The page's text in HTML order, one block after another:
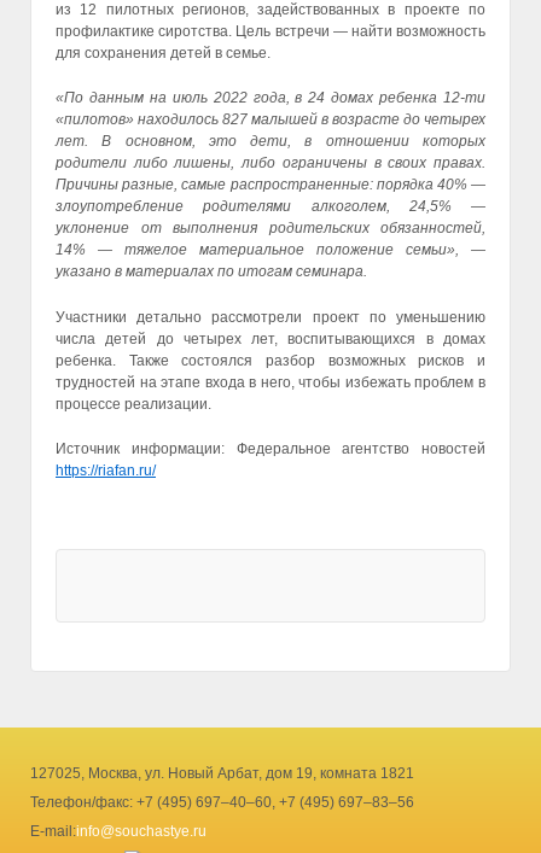
из 12 пилотных регионов, задействованных в проекте по
профилактике сиротства. Цель встречи — найти возможность
для сохранения детей в семье.
«По данным на июль 2022 года, в 24 домах ребенка 12-ти
«пилотов» находилось 827 малышей в возрасте до четырех
лет. В основном, это дети, в отношении которых
родители либо лишены, либо ограничены в своих правах.
Причины разные, самые распространенные: порядка 40% —
злоупотребление родителями алкоголем, 24,5% —
уклонение от выполнения родительских обязанностей,
14% — тяжелое материальное положение семьи», —
указано в материалах по итогам семинара.
Участники детально рассмотрели проект по уменьшению
числа детей до четырех лет, воспитывающихся в домах
ребенка. Также состоялся разбор возможных рисков и
трудностей на этапе входа в него, чтобы избежать проблем в
процессе реализации.
Источник информации: Федеральное агентство новостей
https://riafan.ru/
127025, Москва, ул. Новый Арбат, дом 19, комната 1821
Телефон/факс: +7 (495) 697–40–60, +7 (495) 697–83–56
E-mail:info@souchastye.ru